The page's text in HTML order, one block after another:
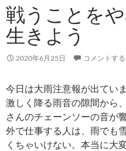
戦うことを
生きよう
2020年6月25日 コメントする
今日は大雨注意報が出ていま
激しく降る雨音の隙間から
さんのチェーンソーの音が
外で仕事する人は、雨でも
くちゃいけない。本当に大